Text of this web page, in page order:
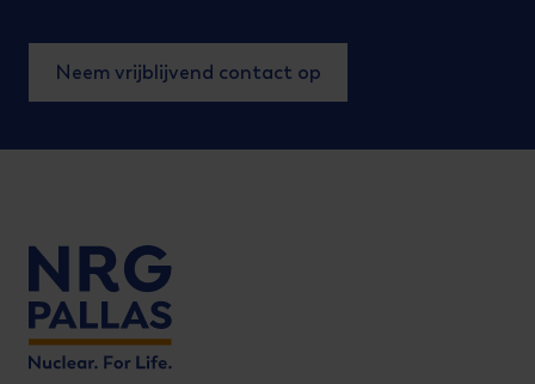
Neem vrijblijvend contact op